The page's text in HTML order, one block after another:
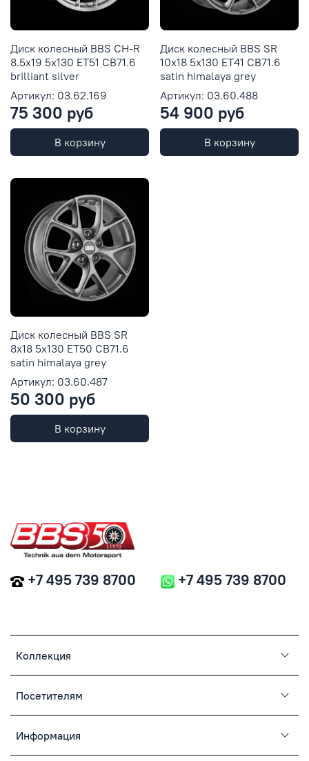
Диск колесный BBS CH-R
8.5x19 5x130 ET51 CB71.6
brilliant silver
Артикул: 03.62.169
75 300 руб
В корзину
Диск колесный BBS SR
10x18 5x130 ET41 CB71.6
satin himalaya grey
Артикул: 03.60.488
54 900 руб
В корзину
Диск колесный BBS SR
8x18 5x130 ET50 CB71.6
satin himalaya grey
Артикул: 03.60.487
50 300 руб
В корзину
Коллекция
Посетителям
Информация
+7 495 739 8700 +7 495 739 8700